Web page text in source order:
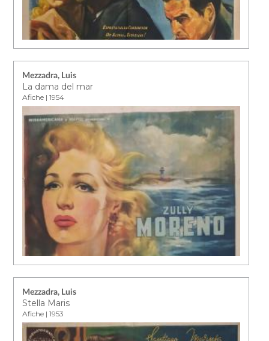
Mezzadra, Luis
La dama del mar
Afiche | 1954
Mezzadra, Luis
Stella Maris
Afiche | 1953